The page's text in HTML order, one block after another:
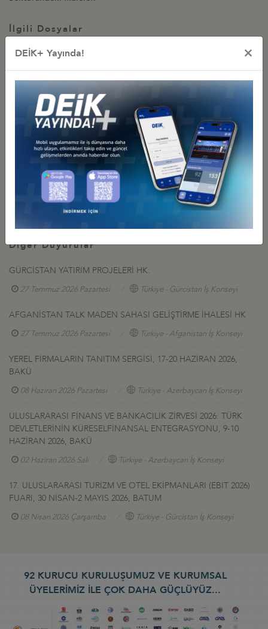
İlgili Dosyalar
Bosna Hersek MÜTEAHHİTLİK VE TEKNİK MÜŞAVİRLİK
SEKTÖRÜ RAPORU
RAPORU
Kosova MÜTEAHHİTLİK VE TEKNİK MÜŞAVİRLİK SEKTÖRÜ
RAPORU
Karadağ MÜTEAHHİTLİK VE TEKNİK MÜŞAVİRLİK SEKTÖRÜ
RAPORU
2014 yılında Karadağ’ın Müteahhitlik ve Teknik Müşavirlik
Sektöründeki ihaleleri
Diğer Duyurular
GÜRCİSTAN YATIRIM PROJELERİ HK.
27 Temmuz 2026 Pazartesi Türkiye - Gürcistan İş Konseyi
AFGANİSTAN TALK MADEN SAHASI GELİŞTİRME İHALESİ HK
27 Temmuz 2026 Pazartesi Türkiye - Afganistan İş Konseyi
YEREL FİRMALARIN TANITIM SERGİSİ, 17-20 HAZİRAN 2026,
BAKÜ
08 Haziran 2026 Pazartesi Türkiye - Azerbaycan İş Konseyi
ULUSLARARASI FİNANS VE BANKACILIK ZİRVESİ 2026: TÜRK
DEVLETLERİNİN KÜRESELFİNANSAL ENTEGRASYONU, 9-10
HAZİRAN 2026, BAKÜ
02 Haziran 2026 Salı Türkiye - Azerbaycan İş Konseyi
17. ULUSLARARASI TURİZM VE OTEL EKİPMANLARI (EBIT 2026)
FUARI, 30 NİSAN-2 MAYIS 2026, BATUM
08 Nisan 2026 Çarşamba Türkiye - Gürcistan İş Konseyi
92 KURUCU KURULUŞUMUZ VE KURUMSAL
ÜYELERİMİZ İLE ÇOK DAHA GÜÇLÜYÜZ...
DEİK+ Yayında! ×